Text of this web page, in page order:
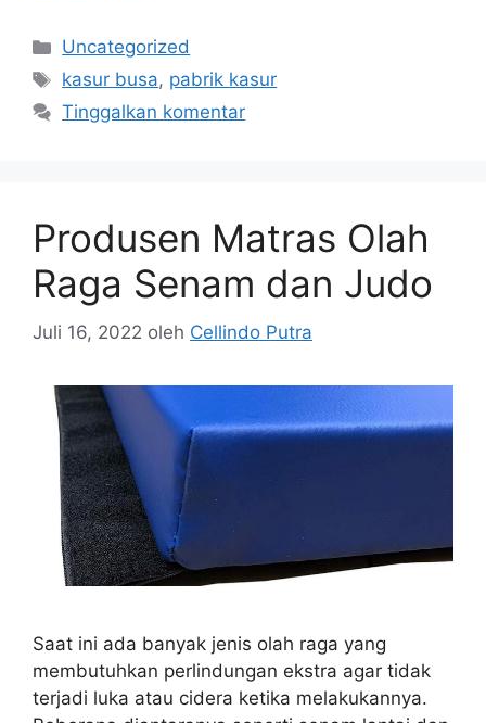
Kategori
Uncategorized
Tag
kasur busa, pabrik kasur
Tinggalkan komentar
Produsen Matras Olah
Raga Senam dan Judo
Juli 16, 2022 oleh Cellindo Putra
Saat ini ada banyak jenis olah raga yang
membutuhkan perlindungan ekstra agar tidak
terjadi luka atau cidera ketika melakukannya.